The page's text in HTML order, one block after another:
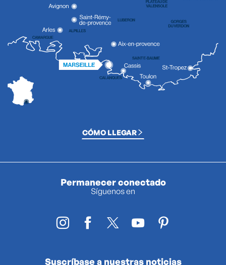
CÓMO LLEGAR
Permanecer conectado
Síguenos en
Suscríbase a nuestras noticias